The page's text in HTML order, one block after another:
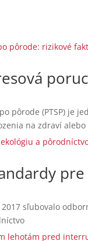
pôrode (PTSP) je
na zdraví alebo
sľubovalo